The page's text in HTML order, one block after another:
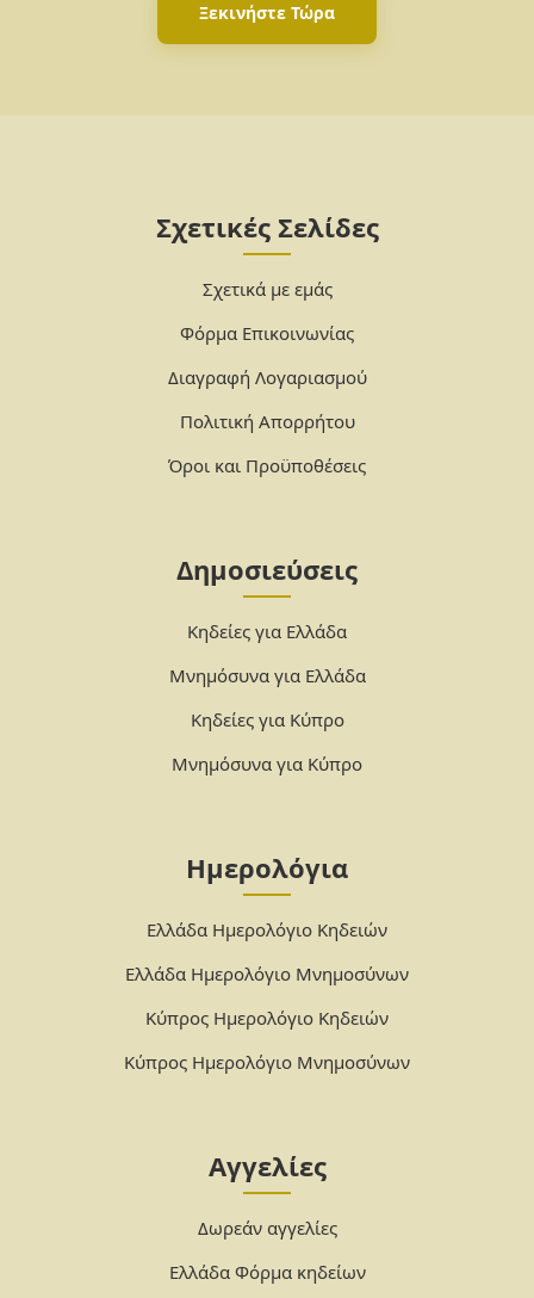
Ξεκινήστε Τώρα
Σχετικές Σελίδες
Σχετικά με εμάς
Φόρμα Επικοινωνίας
Διαγραφή Λογαριασμού
Πολιτική Απορρήτου
Όροι και Προϋποθέσεις
Δημοσιεύσεις
Κηδείες για Ελλάδα
Μνημόσυνα για Ελλάδα
Κηδείες για Κύπρο
Μνημόσυνα για Κύπρο
Ημερολόγια
Ελλάδα Ημερολόγιο Κηδειών
Ελλάδα Ημερολόγιο Μνημοσύνων
Κύπρος Ημερολόγιο Κηδειών
Κύπρος Ημερολόγιο Μνημοσύνων
Αγγελίες
Δωρεάν αγγελίες
Ελλάδα Φόρμα κηδείων